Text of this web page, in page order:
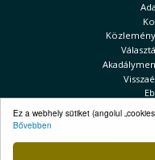
Ez a webhely sütiket (angolul
Bővebben